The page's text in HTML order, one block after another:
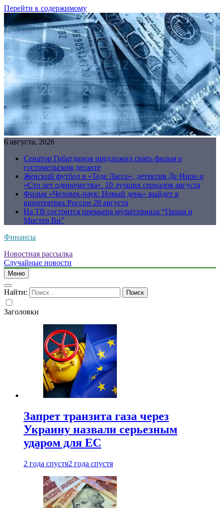
Перейти к содержимому
6 августа, 2026
Сенатор Гибатдинов предложил снять фильм о
гостомельском десанте
Женский футбол в «Теде Лассо», детектив Де Ниро и
«Сто лет одиночества». 10 лучших сериалов августа
Фильм «Человек-паук: Новый день» выйдет в
кинотеатрах России 20 августа
На ТВ состоится премьера мультсериала “Гроша и
Мистер Ви”
Финансы
Новостная рассылка
Случайные новости
Меню
Найти:
Заголовки
Запрет транзита газа через
Украину назвали серьезным
ударом для ЕС
2 года спустя2 года спустя